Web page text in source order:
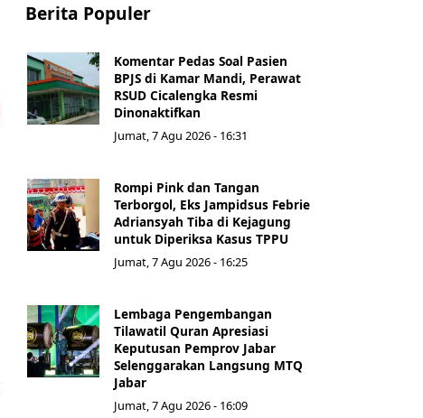
Berita Populer
Komentar Pedas Soal Pasien
BPJS di Kamar Mandi, Perawat
RSUD Cicalengka Resmi
Dinonaktifkan
Jumat, 7 Agu 2026 - 16:31
Rompi Pink dan Tangan
Terborgol, Eks Jampidsus Febrie
Adriansyah Tiba di Kejagung
untuk Diperiksa Kasus TPPU
Jumat, 7 Agu 2026 - 16:25
Lembaga Pengembangan
Tilawatil Quran Apresiasi
Keputusan Pemprov Jabar
Selenggarakan Langsung MTQ
Jabar
Jumat, 7 Agu 2026 - 16:09